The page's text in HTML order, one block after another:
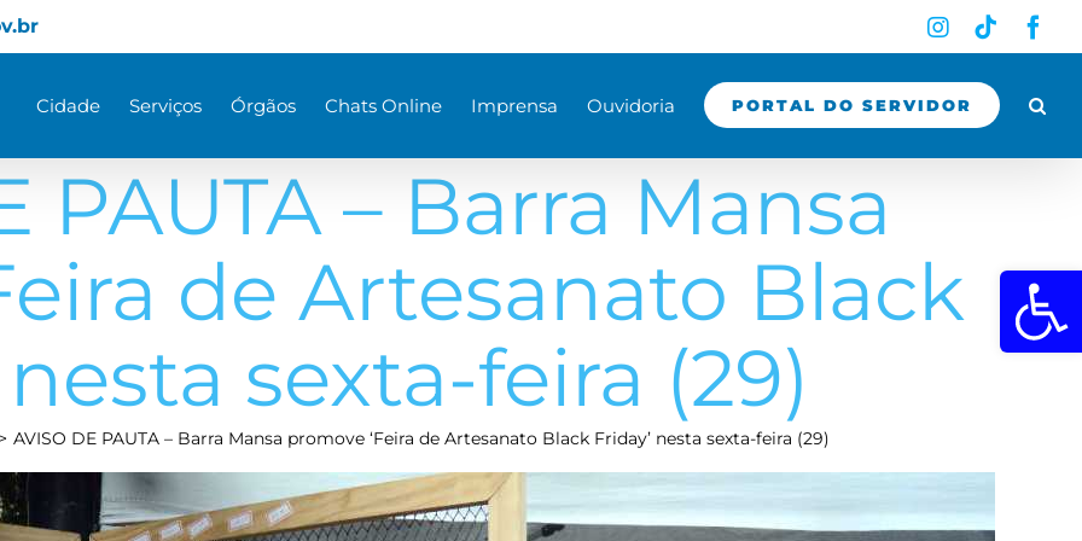
Abrir a
Instagram
Tiktok
Cidade Serviços Órgãos Chats Online Imprensa Ouvidoria PORTAL DO SERVIDOR
PAUTA – Barra Mansa
de Artesanato Black
nesta sexta-feira (29)
AVISO DE PAUTA – Barra Mansa promove ‘Feira de Artesanato Black Friday’ nesta sexta-feira (29)